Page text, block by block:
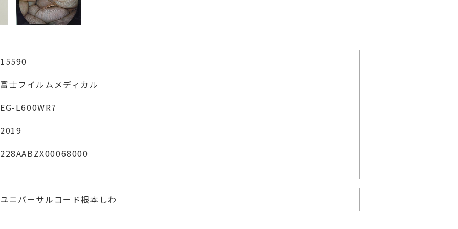
15590
富士フイルムメディカル
EG-L600WR7
2019
228AABZX00068000
ユニバーサルコード根本しわ